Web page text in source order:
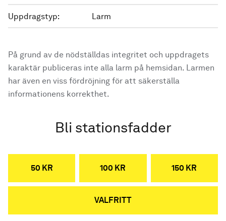
Uppdragstyp: Larm
På grund av de nödställdas integritet och uppdragets
karaktär publiceras inte alla larm på hemsidan. Larmen
har även en viss fördröjning för att säkerställa
informationens korrekthet.
Bli stationsfadder
50 KR 100 KR 150 KR
VALFRITT